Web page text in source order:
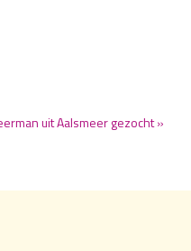
uit Aalsmeer gezocht »